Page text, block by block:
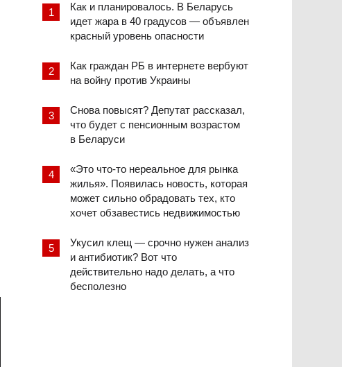
Как и планировалось. В Беларусь
идет жара в 40 градусов — объявлен
красный уровень опасности
Как граждан РБ в интернете вербуют
на войну против Украины
Снова повысят? Депутат рассказал,
что будет с пенсионным возрастом
в Беларуси
«Это что-то нереальное для рынка
жилья». Появилась новость, которая
может сильно обрадовать тех, кто
хочет обзавестись недвижимостью
Укусил клещ — срочно нужен анализ
и антибиотик? Вот что
действительно надо делать, а что
бесполезно